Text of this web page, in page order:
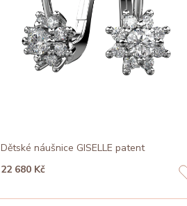
Dětské náušnice GISELLE patent
22 680 Kč